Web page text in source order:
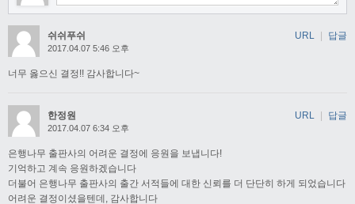
쉬쉬푸쉬
2017.04.07 5:46 오후
너무 옳으신 결정!! 감사합니다~
URL | 답글
한정원
2017.04.07 6:34 오후
은행나무 출판사의 어려운 결정에 응원을 보냅니다!
기억하고 계속 응원하겠습니다
더불어 은행나무 출판사의 출간 서적들에 대한 신뢰를 더 단단히 하게 되었습니다
어려운 결정이셨을텐데, 감사합니다
URL | 답글